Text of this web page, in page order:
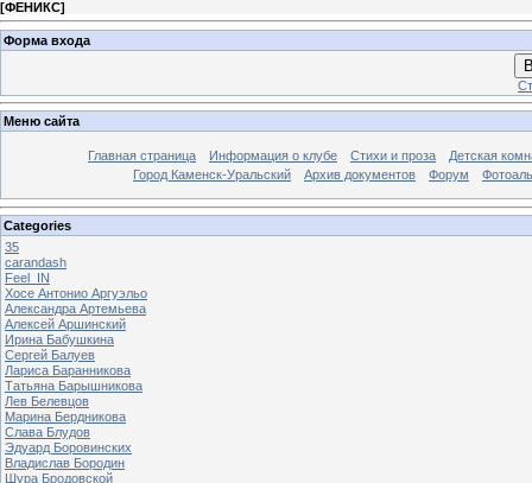
[ФЕНИКС]
Форма входа
Меню сайта
Главная страница Информация о клубе Стихи и проза
Детская
Город Каменск-Уральский
Архив документов Форум
Categories
35
carandash
Feel_IN
Хосе Антонио Аргуэльо
Александра Артемьева
Алексей Аршинский
Ирина Бабушкина
Сергей Балуев
Лариса Баранникова
Татьяна Барышникова
Лев Белевцов
Марина Бердникова
Слава Блудов
Эдуард Боровинских
Владислав Бородин
Шура Бродовской